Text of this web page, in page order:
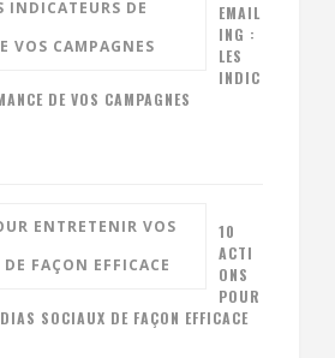
EMAIL
ING :
LES
INDIC
DE VOS CAMPAGNES
10
ACTI
ONS
POUR
SOCIAUX DE FAÇON EFFICACE